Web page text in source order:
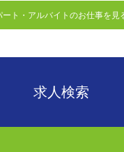
ート・アルバイトのお仕事を見
求人検索